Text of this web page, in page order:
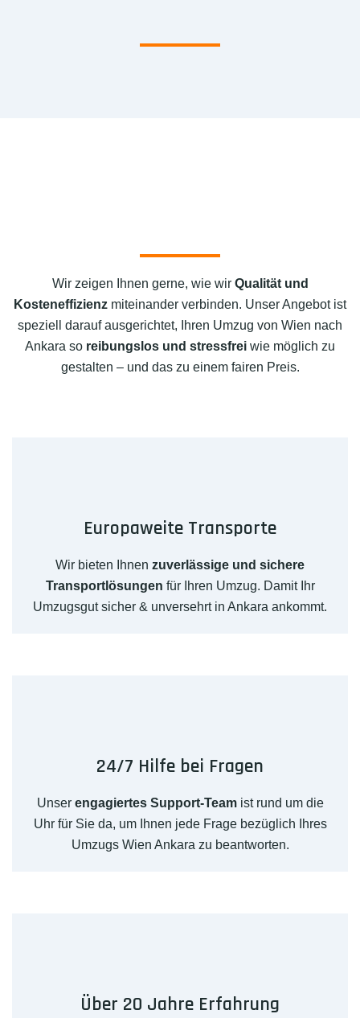
Wir zeigen Ihnen gerne, wie wir Qualität und
Kosteneffizienz miteinander verbinden. Unser Angebot ist
speziell darauf ausgerichtet, Ihren Umzug von Wien nach
Ankara so reibungslos und stressfrei wie möglich zu
gestalten – und das zu einem fairen Preis.
Europaweite Transporte
Wir bieten Ihnen zuverlässige und sichere
Transportlösungen für Ihren Umzug. Damit Ihr
Umzugsgut sicher & unversehrt in Ankara ankommt.
24/7 Hilfe bei Fragen
Unser engagiertes Support-Teamist rund um die
Uhr für Sie da, um Ihnen jede Frage bezüglich Ihres
Umzugs Wien Ankara zu beantworten.
Über 20 Jahre Erfahrung